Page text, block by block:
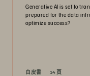
Generative AI is set to
prepared for the data
optimize success?
白皮書 14 頁